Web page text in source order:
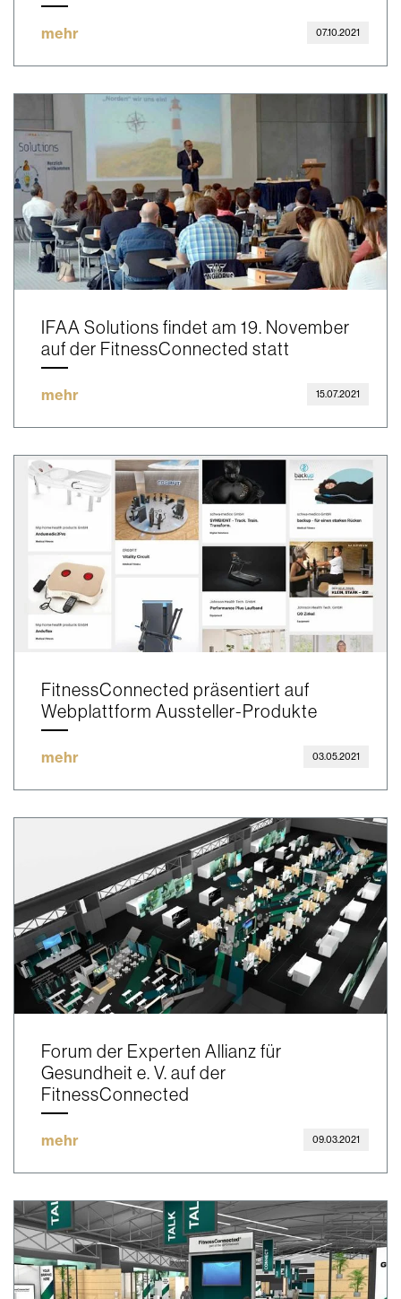
mehr 07.10.2021
IFAA Solutions findet am 19. November
auf der FitnessConnected statt
mehr 15.07.2021
FitnessConnected präsentiert auf
Webplattform Aussteller-Produkte
mehr 03.05.2021
Forum der Experten Allianz für
Gesundheit e. V. auf der
FitnessConnected
mehr 09.03.2021